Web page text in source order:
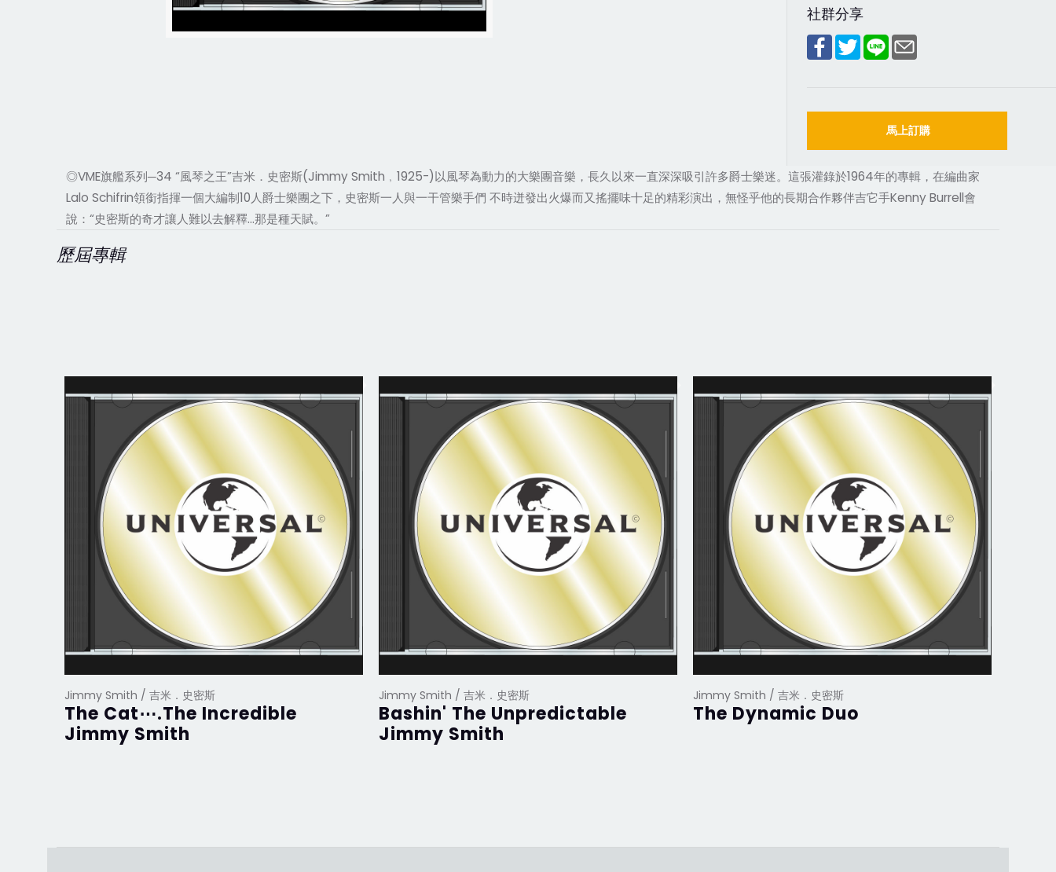
社群分享
馬上訂購
◎VME旗艦系列─34 “風琴之王”吉米．史密斯(Jimmy Smith﹐1925-)以風琴為動力的大樂團音樂，長久以來一直深深吸引許多爵士樂迷。這張灌錄於1964年的專輯，在編曲家
Lalo Schifrin領銜指揮一個大編制10人爵士樂團之下，史密斯一人與一干管樂手們 不時迸發出火爆而又搖擺味十足的精彩演出，無怪乎他的長期合作夥伴吉它手Kenny Burrell會
說：“史密斯的奇才讓人難以去解釋...那是種天賦。”
歷屆專輯
Jimmy Smith / 吉米．史密斯
The Cat⋯.The Incredible
Jimmy Smith
Jimmy Smith / 吉米．史密斯
Bashin' The Unpredictable
Jimmy Smith
Jimmy Smith / 吉米．史密斯
The Dynamic Duo